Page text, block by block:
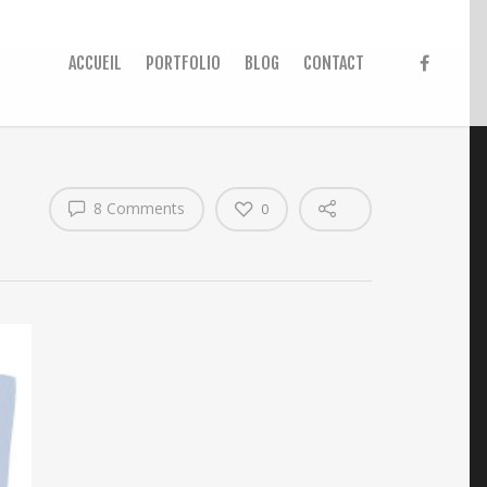
ACCUEIL PORTFOLIO BLOG CONTACT
8 Comments 0